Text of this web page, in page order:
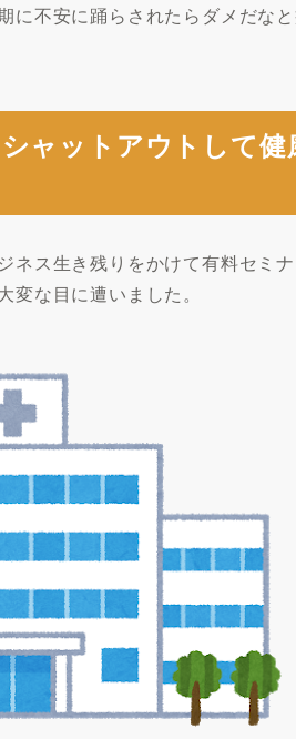
に不安に踊らされたらダメだな
ャットアウトして
ネス生き残りをかけて有料セミ
変な目に遭いました。